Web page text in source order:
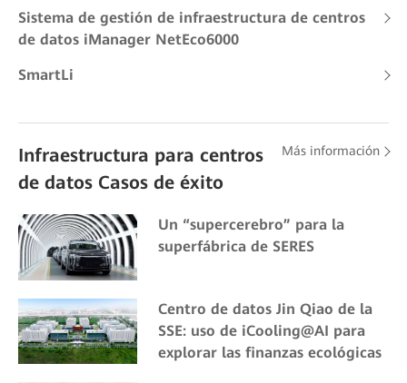
Sistema de gestión de infraestructura de centros
de datos iManager NetEco6000
SmartLi
Infraestructura para centros
de datos Casos de éxito
Más información
Un “supercerebro” para la
superfábrica de SERES
Centro de datos Jin Qiao de la
SSE: uso de iCooling@AI para
explorar las finanzas ecológicas